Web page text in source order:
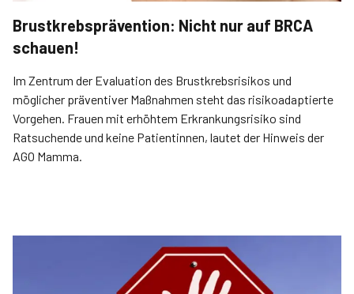
Brustkrebsprävention: Nicht nur auf BRCA
schauen!
Im Zentrum der Evaluation des Brustkrebsrisikos und
möglicher präventiver Maßnahmen steht das risikoadaptierte
Vorgehen. Frauen mit erhöhtem Erkrankungsrisiko sind
Ratsuchende und keine Patientinnen, lautet der Hinweis der
AGO Mamma.